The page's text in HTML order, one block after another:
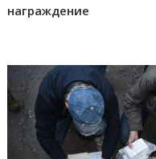
награждение